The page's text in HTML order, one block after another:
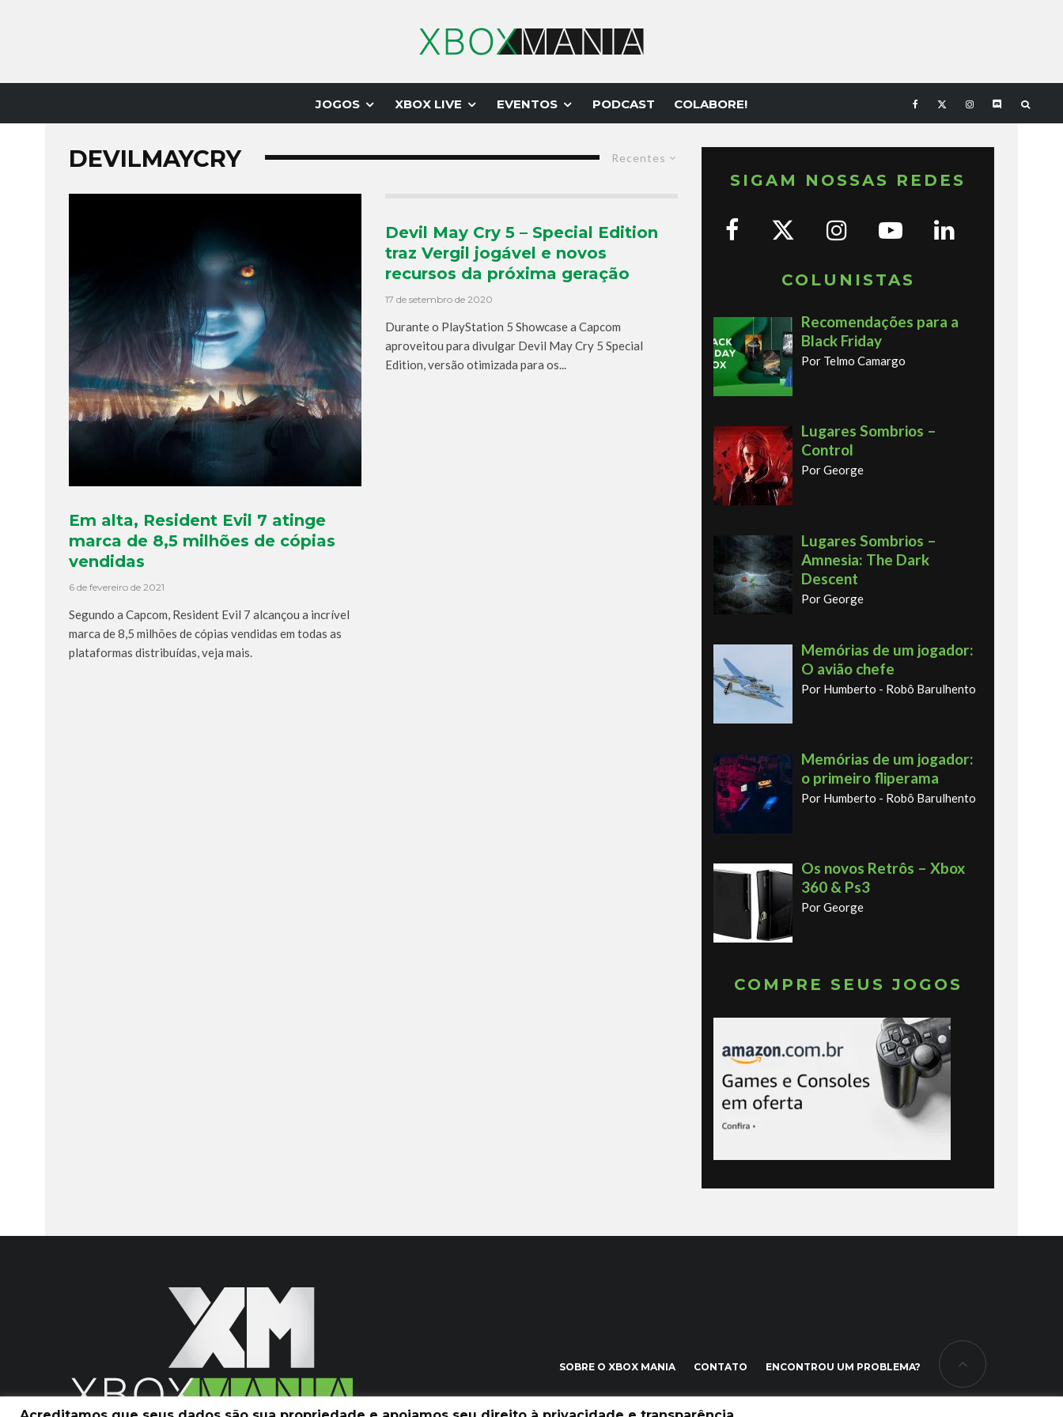
JOGOS XBOX LIVE EVENTOS PODCAST COLABORE!
Recentes
DEVILMAYCRY
Em alta, Resident Evil 7 atinge
marca de 8,5 milhões de cópias
vendidas
6 de fevereiro de 2021
Segundo a Capcom, Resident Evil 7 alcançou a incrível
marca de 8,5 milhões de cópias vendidas em todas as
plataformas distribuídas, veja mais.
Devil May Cry 5 – Special Edition
traz Vergil jogável e novos
recursos da próxima geração
17 de setembro de 2020
Durante o PlayStation 5 Showcase a Capcom
aproveitou para divulgar Devil May Cry 5 Special
Edition, versão otimizada para os...
SIGAM NOSSAS REDES
COLUNISTAS
Recomendações para a
Black Friday
Por Telmo Camargo
Lugares Sombrios –
Control
Por George
Lugares Sombrios –
Amnesia: The Dark
Descent
Por George
Memórias de um jogador:
O avião chefe
Por Humberto - Robô Barulhento
Memórias de um jogador:
o primeiro fliperama
Por Humberto - Robô Barulhento
Os novos Retrôs – Xbox
360 & Ps3
Por George
COMPRE SEUS JOGOS
SOBRE O XBOX MANIA CONTATO ENCONTROU UM PROBLEMA?